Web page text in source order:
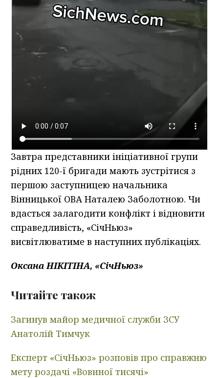
Завтра представники ініціативної групи
рідних 120-ї бригади мають зустрітися з
першою заступницею начальника
Вінницької ОВА Наталею Заболотною. Чи
вдасться залагодити конфлікт і відновити
справедливість, «СічНьюз»
висвітлюватиме в наступних публікаціях.
Оксана НІКІТІНА, «СічНьюз»
Читайте також
Загинув майор медичної служби ЗСУ
Анатолій Тимчук
Експерт «СічНьюз» розповів про справжню
мету роздачі «Вовиної тисячі»